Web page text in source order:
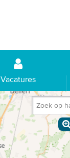
Vacatures
Zoek op